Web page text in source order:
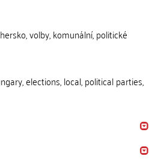
volby, komunální, politické
elections, local, political parties,